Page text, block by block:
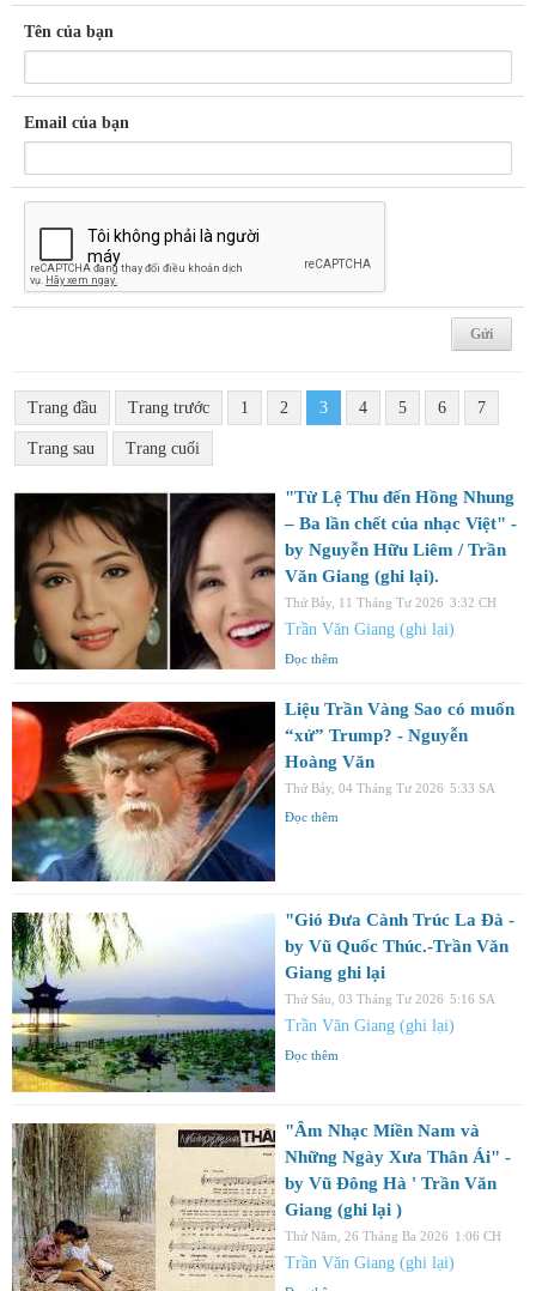
Tên của bạn
Email của bạn
Trang đầu Trang trước 1 2 3 4 5 6 7
Trang sau Trang cuối
"Từ Lệ Thu đến Hồng Nhung
– Ba lần chết của nhạc Việt" -
by Nguyễn Hữu Liêm / Trần
Văn Giang (ghi lại).
Thứ Bảy, 11 Tháng Tư 2026 3:32 CH
Trần Văn Giang (ghi lại)
Đọc thêm
Liệu Trần Vàng Sao có muốn
“xử” Trump? - Nguyễn
Hoàng Văn
Thứ Bảy, 04 Tháng Tư 2026 5:33 SA
Đọc thêm
"Gió Đưa Cành Trúc La Đà -
by Vũ Quốc Thúc.-Trần Văn
Giang ghi lại
Thứ Sáu, 03 Tháng Tư 2026 5:16 SA
Trần Văn Giang (ghi lại)
Đọc thêm
"Âm Nhạc Miền Nam và
Những Ngày Xưa Thân Ái" -
by Vũ Đông Hà ' Trần Văn
Giang (ghi lại )
Thứ Năm, 26 Tháng Ba 2026 1:06 CH
Trần Văn Giang (ghi lại)